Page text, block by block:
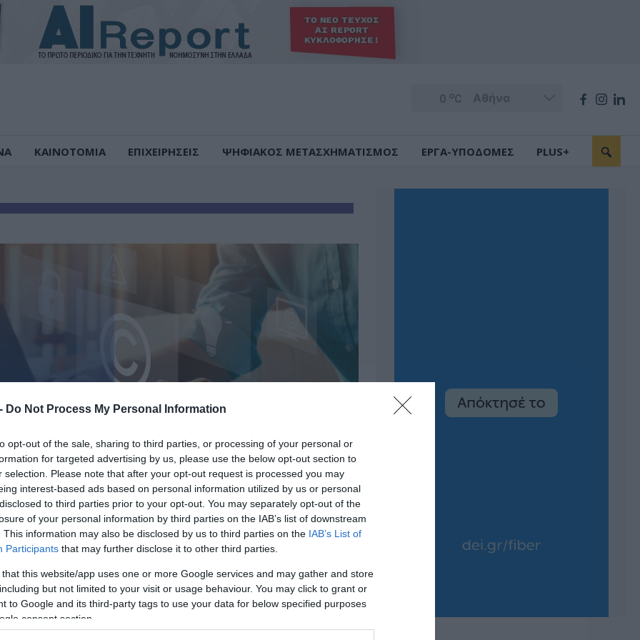
Do Not Process My Personal Information
opt-out of the sale, sharing to third parties, or processing of your personal or
for targeted advertising by us, please use the below opt-out section to
selection. Please note that after your opt-out request is processed you may
interest-based ads based on personal information utilized by us or personal
to third parties prior to your opt-out. You may separately opt-out of the
of your personal information by third parties on the IAB’s list of downstream
This information may also be disclosed by us to third parties on the IAB’s List of
Participants that may further disclose it to other third parties.
that this website/app uses one or more Google services and may gather and store
but not limited to your visit or usage behaviour. You may click to grant or
to Google and its third-party tags to use your data for below specified purposes
consent section.
0 oC
ΚΑΙΝΟΤΟΜΙΑ ΕΠΙΧΕΙΡΗΣΕΙΣ ΨΗΦΙΑΚΟΣ ΜΕΤΑΣΧΗΜΑΤΙΣΜΟΣ ΕΡΓΑ-ΥΠΟΔΟΜΕΣ PLUS+